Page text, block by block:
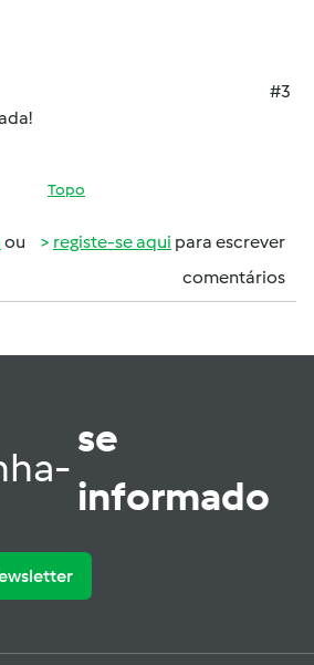
#3
Topo
ou registe-se aqui para escrever
comentários
se
informado